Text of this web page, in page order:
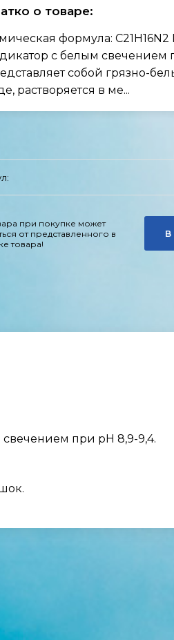
о товаре:
формула:
с белым свечением
собой грязно-
растворяется в ме...
при покупке может
от представленного в
товара!
В
при рН 8,9-9,4.